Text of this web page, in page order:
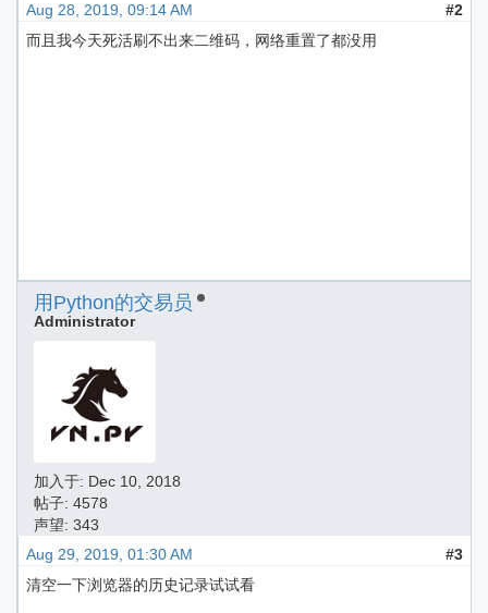
Aug 28, 2019, 09:14 AM
#2
而且我今天死活刷不出来二维码，网络重置了都没用
用Python的交易员
Administrator
加入于: Dec 10, 2018
帖子: 4578
声望: 343
Aug 29, 2019, 01:30 AM
#3
清空一下浏览器的历史记录试试看